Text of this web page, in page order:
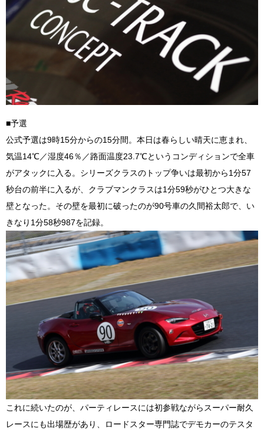
■予選
公式予選は9時15分からの15分間。本日は春らしい晴天に恵まれ、
気温14℃／湿度46％／路面温度23.7℃というコンディションで全車
がアタックに入る。シリーズクラスのトップ争いは最初から1分57
秒台の前半に入るが、クラブマンクラスは1分59秒がひとつ大きな
壁となった。その壁を最初に破ったのが90号車の久間裕太郎で、い
きなり1分58秒987を記録。
これに続いたのが、パーティレースには初参戦ながらスーパー耐久
レースにも出場歴があり、ロードスター専門誌でデモカーのテスタ